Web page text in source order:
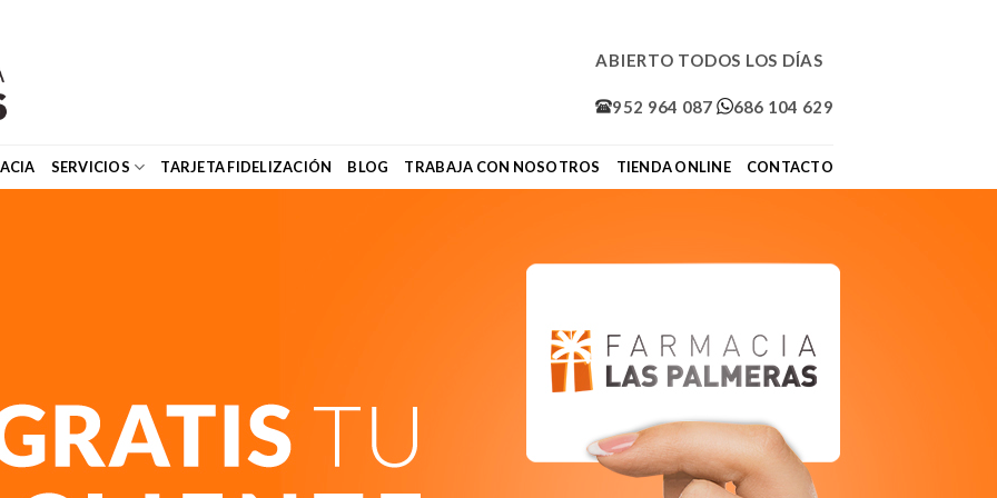
ABIERTO TODOS LOS DÍAS
952 964 087 686 104 629
SERVICIOS TARJETA FIDELIZACIÓN BLOG TRABAJA CON NOSOTROS TIENDA ONLINE CONTACTO